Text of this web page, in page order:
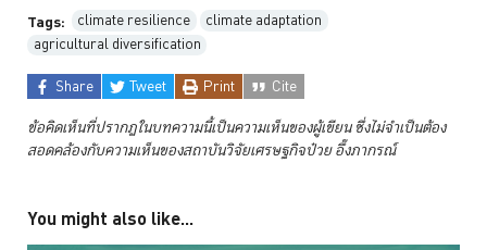
Tags: climate resilience
climate adaptation
agricultural diversification
Share
Tweet Print Cite
ข้อคิดเห็นที่ปรากฏในบทความนี้เป็นความเห็นของผู้เขียน ซึ่งไม่จำเป็นต้อง
สอดคล้องกับความเห็นของสถาบันวิจัยเศรษฐกิจป๋วยอึ๊งภากรณ์
You might also like...